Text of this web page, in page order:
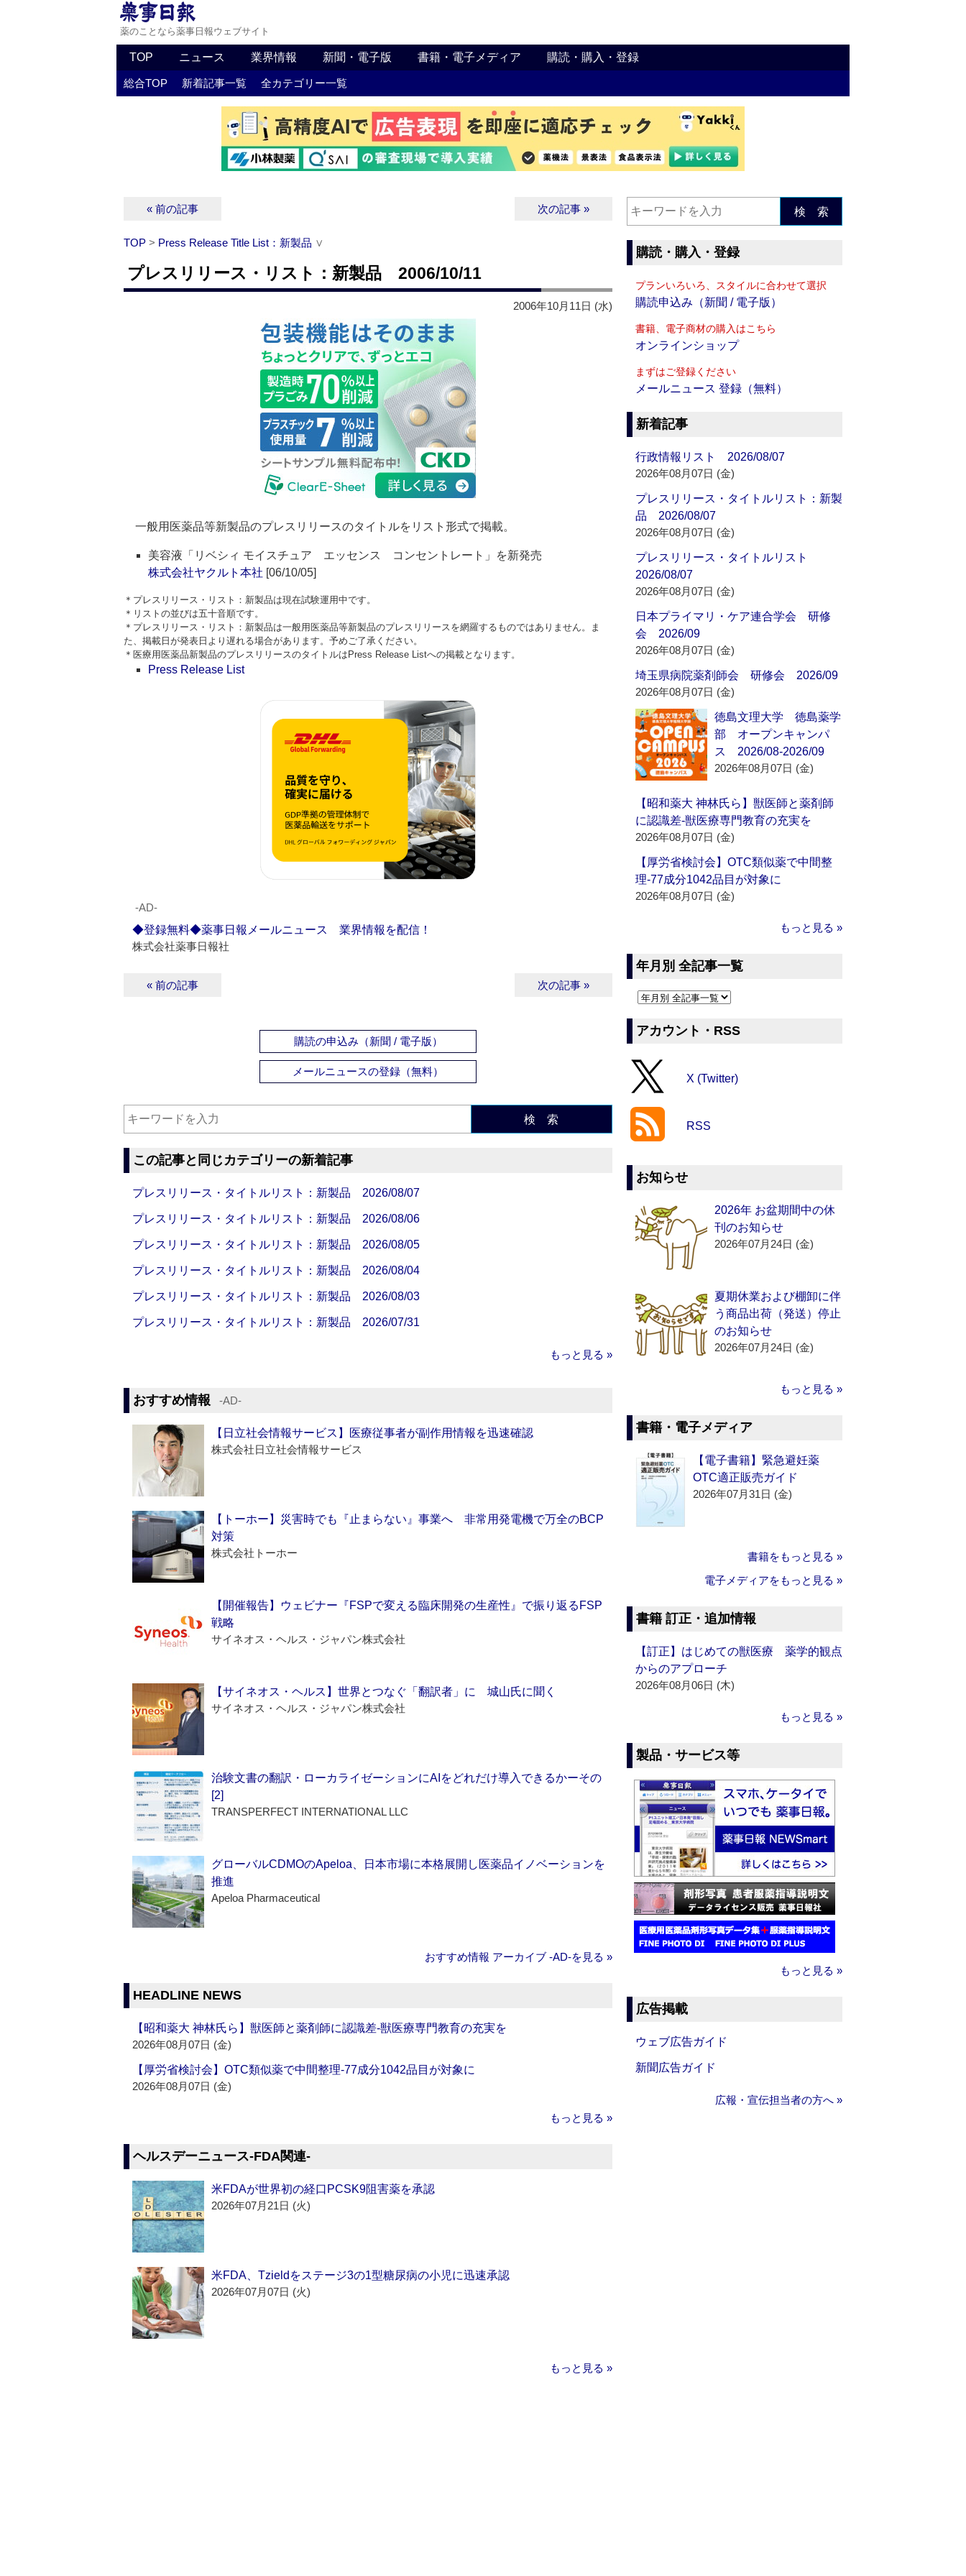
薬のことなら薬事日報ウェブサイト
TOP ニュース 業界情報 新聞・電子版 書籍・電子メディア 購読・購入・登録
総合TOP 新着記事一覧 全カテゴリー一覧
« 前の記事 次の記事 »
TOP > Press Release Title List：新製品 ∨
プレスリリース・リスト：新製品 2006/10/11
2006年10月11日 (水)
一般用医薬品等新製品のプレスリリースのタイトルをリスト形式で掲載。
美容液「リベシィ モイスチュア エッセンス コンセントレート」を新発売
株式会社ヤクルト本社 [06/10/05]
＊プレスリリース・リスト：新製品は現在試験運用中です。
＊リストの並びは五十音順です。
＊プレスリリース・リスト：新製品は一般用医薬品等新製品のプレスリリースを網羅するものではありません。ま
た、掲載日が発表日より遅れる場合があります。予めご了承ください。
＊医療用医薬品新製品のプレスリリースのタイトルはPress Release Listへの掲載となります。
Press Release List
‐AD‐
◆登録無料◆薬事日報メールニュース 業界情報を配信！
株式会社薬事日報社
« 前の記事 次の記事 »
購読の申込み（新聞 / 電子版）
メールニュースの登録（無料）
検 索
この記事と同じカテゴリーの新着記事
プレスリリース・タイトルリスト：新製品 2026/08/07
プレスリリース・タイトルリスト：新製品 2026/08/06
プレスリリース・タイトルリスト：新製品 2026/08/05
プレスリリース・タイトルリスト：新製品 2026/08/04
プレスリリース・タイトルリスト：新製品 2026/08/03
プレスリリース・タイトルリスト：新製品 2026/07/31
もっと見る »
おすすめ情報 ‐AD‐
【日立社会情報サービス】医療従事者が副作用情報を迅速確認
株式会社日立社会情報サービス
【トーホー】災害時でも『止まらない』事業へ 非常用発電機で万全のBCP
対策
株式会社トーホー
【開催報告】ウェビナー『FSPで変える臨床開発の生産性』で振り返るFSP
戦略
サイネオス・ヘルス・ジャパン株式会社
【サイネオス・ヘルス】世界とつなぐ「翻訳者」に 城山氏に聞く
サイネオス・ヘルス・ジャパン株式会社
治験文書の翻訳・ローカライゼーションにAIをどれだけ導入できるかーその
[2]
TRANSPERFECT INTERNATIONAL LLC
グローバルCDMOのApeloa、日本市場に本格展開し医薬品イノベーションを
推進
Apeloa Pharmaceutical
おすすめ情報 アーカイブ ‐AD‐を見る »
HEADLINE NEWS
【昭和薬大 神林氏ら】獣医師と薬剤師に認識差‐獣医療専門教育の充実を
2026年08月07日 (金)
【厚労省検討会】OTC類似薬で中間整理‐77成分1042品目が対象に
2026年08月07日 (金)
もっと見る »
ヘルスデーニュース‐FDA関連‐
米FDAが世界初の経口PCSK9阻害薬を承認
2026年07月21日 (火)
米FDA、Tzieldをステージ3の1型糖尿病の小児に迅速承認
2026年07月07日 (火)
もっと見る »
検 索
購読・購入・登録
プランいろいろ、スタイルに合わせて選択
購読申込み（新聞 / 電子版）
書籍、電子商材の購入はこちら
オンラインショップ
まずはご登録ください
メールニュース 登録（無料）
新着記事
行政情報リスト 2026/08/07
2026年08月07日 (金)
プレスリリース・タイトルリスト：新製
品 2026/08/07
2026年08月07日 (金)
プレスリリース・タイトルリスト
2026/08/07
2026年08月07日 (金)
日本プライマリ・ケア連合学会 研修
会 2026/09
2026年08月07日 (金)
埼玉県病院薬剤師会 研修会 2026/09
2026年08月07日 (金)
徳島文理大学 徳島薬学
部 オープンキャンパ
ス 2026/08-2026/09
2026年08月07日 (金)
【昭和薬大 神林氏ら】獣医師と薬剤師
に認識差‐獣医療専門教育の充実を
2026年08月07日 (金)
【厚労省検討会】OTC類似薬で中間整
理‐77成分1042品目が対象に
2026年08月07日 (金)
もっと見る »
年月別 全記事一覧
アカウント・RSS
X (Twitter)
RSS
お知らせ
2026年 お盆期間中の休
刊のお知らせ
2026年07月24日 (金)
夏期休業および棚卸に伴
う商品出荷（発送）停止
のお知らせ
2026年07月24日 (金)
もっと見る »
書籍・電子メディア
【電子書籍】緊急避妊薬
OTC適正販売ガイド
2026年07月31日 (金)
書籍をもっと見る »
電子メディアをもっと見る »
書籍 訂正・追加情報
【訂正】はじめての獣医療 薬学的観点
からのアプローチ
2026年08月06日 (木)
もっと見る »
製品・サービス等
もっと見る »
広告掲載
ウェブ広告ガイド
新聞広告ガイド
広報・宣伝担当者の方へ »